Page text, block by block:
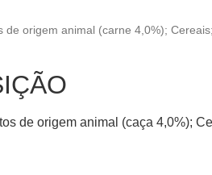
de origem animal (carne 4,0%);
de origem animal (caça 4,0%);